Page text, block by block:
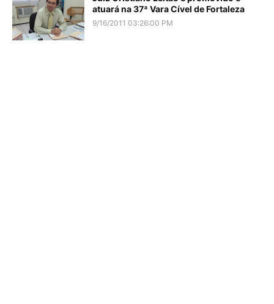
atuará na 37ª Vara Cível de Fortaleza
9/16/2011 03:26:00 PM